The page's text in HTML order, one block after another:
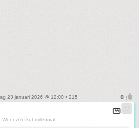
23 januari 2026 @ 12:00 • 215
Weer zo'n kut millennial.